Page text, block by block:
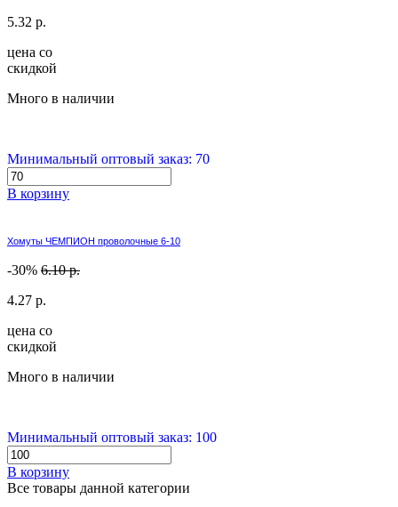
5.32 р.
цена со
скидкой
Много в наличии
Минимальный оптовый заказ: 70
В корзину
Хомуты ЧЕМПИОН проволочные 6-10
-30% 6.10 р.
4.27 р.
цена со
скидкой
Много в наличии
Минимальный оптовый заказ: 100
В корзину
Все товары данной категории